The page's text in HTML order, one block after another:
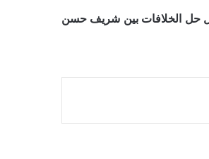
حل الخلافات بين شريف حسن